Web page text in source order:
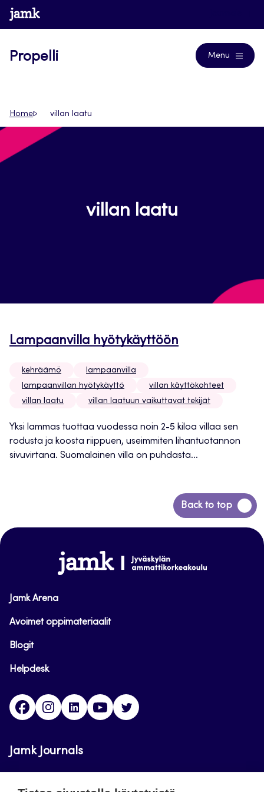
Siirry
suoraan
www.jamk.fi
Propelli Menu
Home villan laatu
villan laatu
Lampaanvilla hyötykäyttöön
kehräämö
lampaanvilla
lampaanvillan hyötykäyttö
villan käyttökohteet
villan laatu
villan laatuun vaikuttavat tekijät
Yksi lammas tuottaa vuodessa noin 2-5 kiloa villaa sen
rodusta ja koosta riippuen, useimmiten lihantuotannon
sivuvirtana. Suomalainen villa on puhdasta...
Back to top
Siirry
takaisin
www.jamk.fi
Jamk Arena
Avoimet oppimateriaalit
Blogit
Helpdesk
FacebookInstagram
LinkedInYoutube
Jamk Journals